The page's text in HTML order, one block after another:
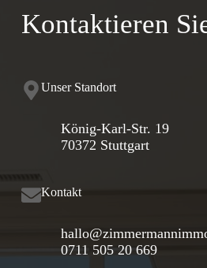
Kontaktieren
Unser Standort
König-Karl-Str. 19
70372 Stuttgart
Kontakt
0711 505 20 669